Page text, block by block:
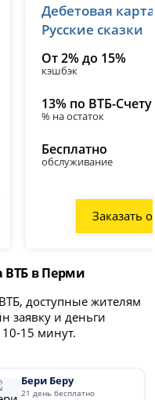
лицензия № 1000
Дебетовая
Русские сказки
От 2% до 15%
кэшбэк
13% по ВТБ-Счету
% на остаток
Бесплатно
обслуживание
Заказать
ВТБ в Перми
доступные жителям
заявку и деньги
15 минут.
Бери Беру
21 день бесплатно